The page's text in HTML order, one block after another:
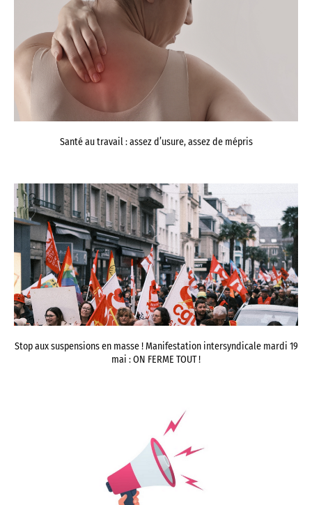
Santé au travail : assez d’usure, assez de mépris
Stop aux suspensions en masse ! Manifestation intersyndicale mardi 19
mai : ON FERME TOUT !